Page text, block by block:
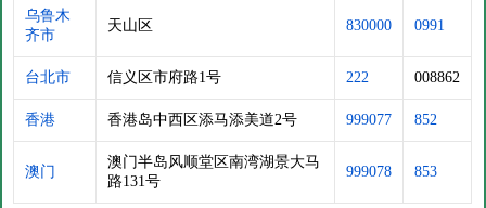
乌鲁木
齐市
天山区 830000 0991
台北市 信义区市府路1号 222 008862
香港 香港岛中西区添马添美道2号 999077 852
澳门
澳门半岛风顺堂区南湾湖景大马
路131号
999078 853